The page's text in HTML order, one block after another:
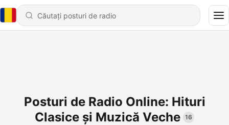
Posturi de Radio Online: Hituri
Clasice și Muzică Veche 16